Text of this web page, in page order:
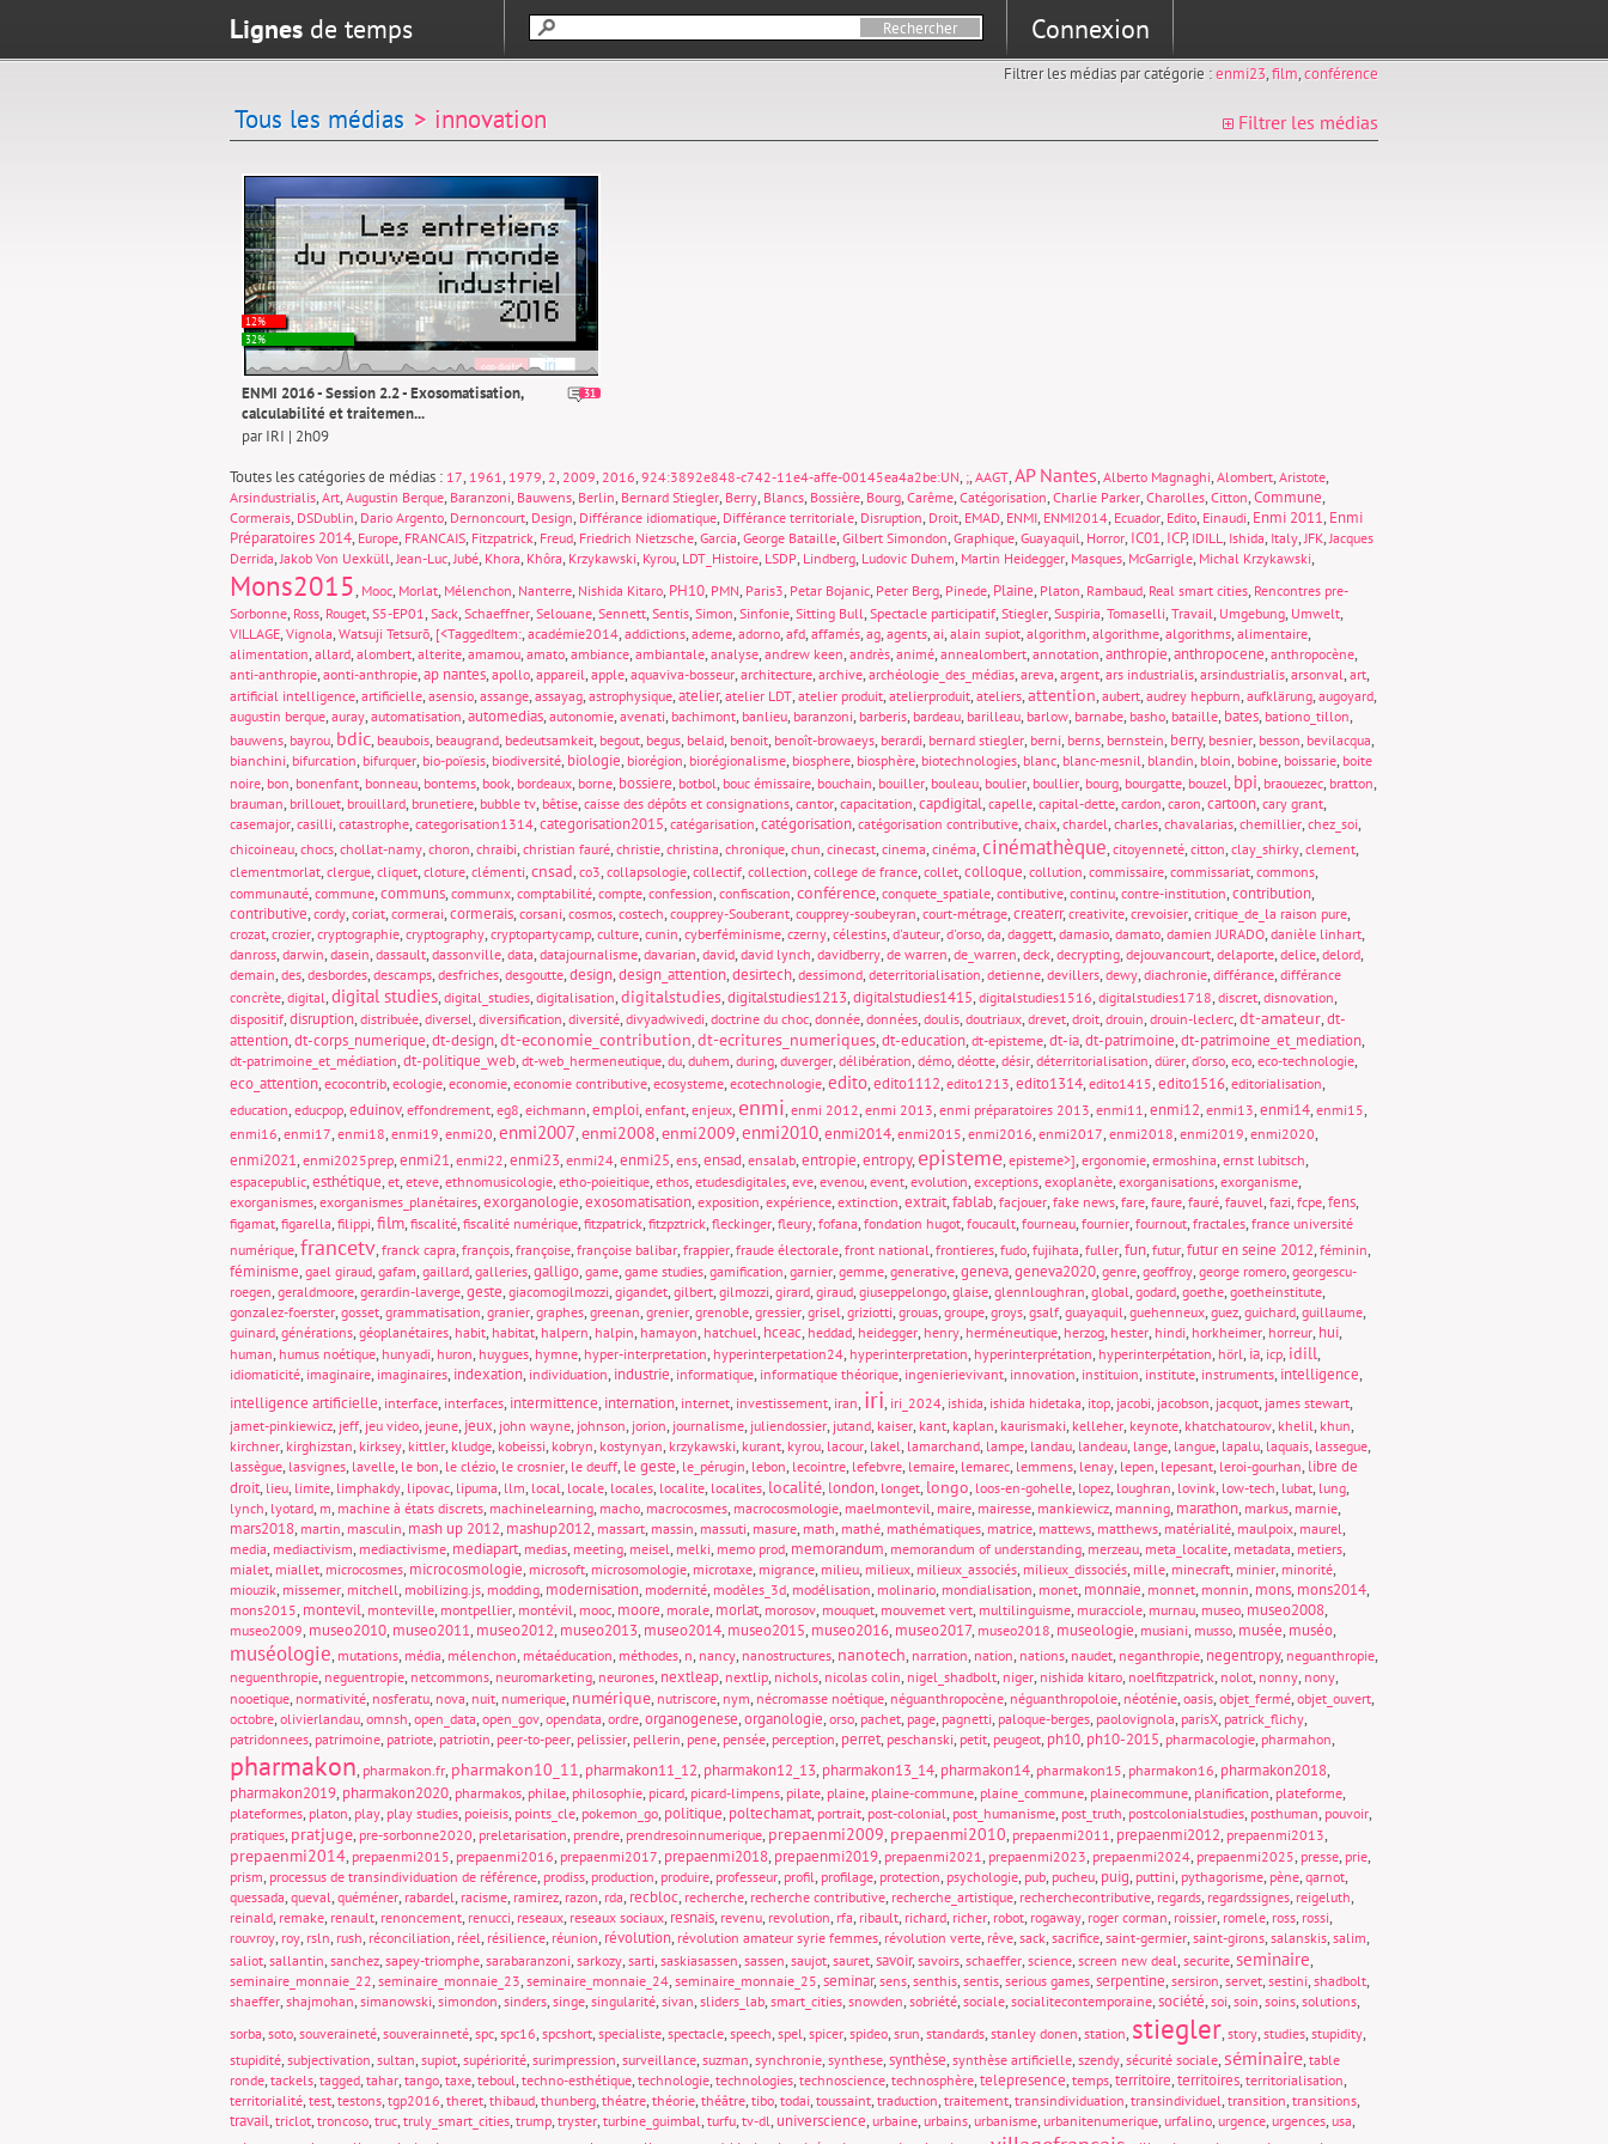
Lignes de temps Connexion
Filtrer les médias par catégorie :enmi23,film,conférence
Tous les médias > innovation Filtrer les médias
12%
32%
31
ENMI 2016 - Session 2.2 - Exosomatisation,
calculabilité et traitemen...
par IRI | 2h09
Toutes les catégories de médias : 17, 1961, 1979, 2, 2009, 2016, 924:3892e848-c742-11e4-affe-00145ea4a2be:UN, ;, AAGT,AP Nantes, Alberto Magnaghi, Alombert, Aristote,
Arsindustrialis, Art, Augustin Berque, Baranzoni, Bauwens, Berlin, Bernard Stiegler, Berry, Blancs, Bossière, Bourg, Carême, Catégorisation, Charlie Parker, Charolles, Citton,Commune,
Cormerais, DSDublin, Dario Argento, Dernoncourt, Design, Différance idiomatique, Différance territoriale, Disruption, Droit, EMAD, ENMI, ENMI2014, Ecuador, Edito, Einaudi, Enmi 2011, Enmi
Préparatoires 2014, Europe, FRANCAIS, Fitzpatrick, Freud, Friedrich Nietzsche, Garcia, George Bataille, Gilbert Simondon, Graphique, Guayaquil, Horror, IC01, ICP, IDILL, Ishida, Italy,JFK,Jacques
Derrida,Jakob Von Uexküll,Jean-Luc,Jubé, Khora, Khôra, Krzykawski, Kyrou, LDT_Histoire, LSDP, Lindberg, Ludovic Duhem, Martin Heidegger, Masques, McGarrigle, Michal Krzykawski,
Mons2015, Mooc, Morlat, Mélenchon, Nanterre, Nishida Kitaro, PH10, PMN, Paris3, Petar Bojanic, Peter Berg, Pinede, Plaine, Platon, Rambaud, Real smart cities, Rencontres pre-
Sorbonne, Ross, Rouget, S5-EP01, Sack, Schaeffner, Selouane, Sennett, Sentis, Simon, Sinfonie, Sitting Bull, Spectacle participatif, Stiegler, Suspiria, Tomaselli, Travail, Umgebung, Umwelt,
VILLAGE, Vignola, Watsuji Tetsurō, [<TaggedItem:, académie2014, addictions, ademe, adorno, afd, affamés, ag, agents, ai, alain supiot, algorithm, algorithme, algorithms, alimentaire,
alimentation, allard, alombert, alterite, amamou, amato, ambiance, ambiantale, analyse, andrew keen, andrès, animé, annealombert, annotation,anthropie,anthropocene, anthropocène,
anti-anthropie, aonti-anthropie,ap nantes, apollo, appareil, apple, aquaviva-bosseur, architecture, archive, archéologie_des_médias, areva, argent, ars industrialis, arsindustrialis, arsonval, art,
artificial intelligence, artificielle, asensio, assange, assayag, astrophysique,atelier, atelier LDT, atelier produit, atelierproduit, ateliers,attention, aubert, audrey hepburn, aufklärung, augoyard,
augustin berque, auray, automatisation,automedias, autonomie, avenati, bachimont, banlieu, baranzoni, barberis, bardeau, barilleau, barlow, barnabe, basho, bataille, bates, bationo_tillon,
bauwens, bayrou, bdic, beaubois, beaugrand, bedeutsamkeit, begout, begus, belaid, benoit, benoît-browaeys, berardi, bernard stiegler, berni, berns, bernstein, berry, besnier, besson, bevilacqua,
bianchini, bifurcation, bifurquer, bio-poïesis, biodiversité, biologie, biorégion, biorégionalisme, biosphere, biosphère, biotechnologies, blanc, blanc-mesnil, blandin, bloin, bobine, boissarie, boite
noire, bon, bonenfant, bonneau, bontems, book, bordeaux, borne, bossiere, botbol, bouc émissaire, bouchain, bouiller, bouleau, boulier, boullier, bourg, bourgatte, bouzel, bpi, braouezec, bratton,
brauman, brillouet, brouillard, brunetiere, bubble tv, bêtise, caisse des dépôts et consignations, cantor, capacitation,capdigital, capelle, capital-dette, cardon, caron,cartoon, cary grant,
casemajor, casilli, catastrophe, categorisation1314,categorisation2015, catégarisation,catégorisation, catégorisation contributive, chaix, chardel, charles, chavalarias, chemillier, chez_soi,
chicoineau, chocs, chollat-namy, choron, chraibi, christian fauré, christie, christina, chronique, chun, cinecast, cinema, cinéma,cinémathèque, citoyenneté, citton, clay_shirky, clement,
clementmorlat, clergue, cliquet, cloture, clémenti,cnsad, co3, collapsologie, collectif, collection, college de france, collet,colloque, collution, commissaire, commissariat, commons,
communauté, commune,communs, communx, comptabilité, compte, confession, confiscation,conférence, conquete_spatiale, contibutive, continu, contre-institution,contribution,
contributive, cordy, coriat, cormerai,cormerais, corsani, cosmos, costech, coupprey-Souberant, coupprey-soubeyran, court-métrage,createrr, creativite, crevoisier, critique_de_la raison pure,
crozat, crozier, cryptographie, cryptography, cryptopartycamp, culture, cunin, cyberféminisme, czerny, célestins, d'auteur, d'orso, da, daggett, damasio, damato, damien JURADO, danièle linhart,
danross, darwin, dasein, dassault, dassonville, data, datajournalisme, davarian, david, david lynch, davidberry, de warren, de_warren, deck, decrypting, dejouvancourt, delaporte, delice, delord,
demain, des, desbordes, descamps, desfriches, desgoutte,design,design_attention,desirtech, dessimond, deterritorialisation, detienne, devillers, dewy, diachronie, différance, différance
concrète, digital,digital studies, digital_studies, digitalisation,digitalstudies,digitalstudies1213,digitalstudies1415, digitalstudies1516, digitalstudies1718, discret, disnovation,
dispositif,disruption, distribuée, diversel, diversification, diversité, divyadwivedi, doctrine du choc, donnée, données, doulis, doutriaux, drevet, droit, drouin, drouin-leclerc,dt-amateur,dt-
attention,dt-corps_numerique,dt-design,dt-economie_contribution,dt-ecritures_numeriques,dt-education, dt-episteme,dt-ia,dt-patrimoine,dt-patrimoine_et_mediation,
dt-patrimoine_et_médiation,dt-politique_web, dt-web_hermeneutique, du, duhem, during, duverger, délibération, démo, déotte, désir, déterritorialisation, dürer, d’orso, eco, eco-technologie,
eco_attention, ecocontrib, ecologie, economie, economie contributive, ecosysteme, ecotechnologie,edito,edito1112, edito1213,edito1314, edito1415,edito1516, editorialisation,
education, educpop,eduinov, effondrement, eg8, eichmann,emploi, enfant, enjeux, enmi, enmi 2012, enmi 2013, enmi préparatoires 2013, enmi11,enmi12, enmi13,enmi14, enmi15,
enmi16, enmi17, enmi18, enmi19, enmi20,enmi2007,enmi2008,enmi2009,enmi2010,enmi2014, enmi2015, enmi2016, enmi2017, enmi2018, enmi2019, enmi2020,
enmi2021, enmi2025prep,enmi21, enmi22,enmi23, enmi24,enmi25, ens,ensad, ensalab,entropie,entropy, episteme, episteme>], ergonomie, ermoshina, ernst lubitsch,
espacepublic,esthétique, et, eteve, ethnomusicologie, etho-poieitique, ethos, etudesdigitales, eve, evenou, event, evolution, exceptions, exoplanète, exorganisations, exorganisme,
exorganismes, exorganismes_planétaires,exorganologie,exosomatisation, exposition, expérience, extinction,extrait,fablab, facjouer, fake news, fare, faure, fauré, fauvel, fazi, fcpe,fens,
figamat, figarella, filippi,film, fiscalité, fiscalité numérique, fitzpatrick, fitzpztrick, fleckinger, fleury, fofana, fondation hugot, foucault, fourneau, fournier, fournout, fractales, france université
numérique,francetv, franck capra, françois, françoise, françoise balibar, frappier, fraude électorale, front national, frontieres, fudo, fujihata, fuller,fun, futur,futur en seine 2012, féminin,
féminisme, gael giraud, gafam, gaillard, galleries,galligo, game, game studies, gamification, garnier, gemme, generative,geneva,geneva2020, genre, geoffroy, george romero, georgescu-
roegen, geraldmoore, gerardin-laverge,geste, giacomogilmozzi, gigandet, gilbert, gilmozzi, girard, giraud, giuseppelongo, glaise, glennloughran, global, godard, goethe, goetheinstitute,
gonzalez-foerster, gosset, grammatisation, granier, graphes, greenan, grenier, grenoble, gressier, grisel, griziotti, grouas, groupe, groys, gsalf, guayaquil, guehenneux, guez, guichard, guillaume,
guinard, générations, géoplanétaires, habit, habitat, halpern, halpin, hamayon, hatchuel, hceac, heddad, heidegger, henry, herméneutique, herzog, hester, hindi, horkheimer, horreur, hui,
human, humus noétique, hunyadi, huron, huygues, hymne, hyper-interpretation, hyperinterpetation24, hyperinterpretation, hyperinterprétation, hyperinterpétation, hörl, ia, icp, idill,
idiomaticité, imaginaire, imaginaires, indexation, individuation, industrie, informatique, informatique théorique, ingenierievivant, innovation, instituion, institute, instruments, intelligence,
intelligence artificielle, interface, interfaces, intermittence, internation, internet, investissement, iran, iri, iri_2024, ishida, ishida hidetaka, itop, jacobi, jacobson, jacquot, james stewart,
jamet-pinkiewicz, jeff, jeu video, jeune, jeux, john wayne, johnson, jorion, journalisme, juliendossier, jutand, kaiser, kant, kaplan, kaurismaki, kelleher, keynote, khatchatourov, khelil, khun,
kirchner, kirghizstan, kirksey, kittler, kludge, kobeissi, kobryn, kostynyan, krzykawski, kurant, kyrou, lacour, lakel, lamarchand, lampe, landau, landeau, lange, langue, lapalu, laquais, lassegue,
lassègue, lasvignes, lavelle, le bon, le clézio, le crosnier, le deuff, le geste, le_pérugin, lebon, lecointre, lefebvre, lemaire, lemarec, lemmens, lenay, lepen, lepesant, leroi-gourhan, libre de
droit, lieu, limite, limphakdy, lipovac, lipuma, llm, local, locale, locales, localite, localites, localité, london, longet, longo, loos-en-gohelle, lopez, loughran, lovink, low-tech, lubat, lung,
lynch, lyotard, m, machine à états discrets, machinelearning, macho, macrocosmes, macrocosmologie, maelmontevil, maire, mairesse, mankiewicz, manning, marathon, markus, marnie,
mars2018, martin, masculin, mash up 2012, mashup2012, massart, massin, massuti, masure, math, mathé, mathématiques, matrice, mattews, matthews, matérialité, maulpoix, maurel,
media, mediactivism, mediactivisme, mediapart, medias, meeting, meisel, melki, memo prod, memorandum, memorandum of understanding, merzeau, meta_localite, metadata, metiers,
mialet, miallet, microcosmes, microcosmologie, microsoft, microsomologie, microtaxe, migrance, milieu, milieux, milieux_associés, milieux_dissociés, mille, minecraft, minier, minorité,
miouzik, missemer, mitchell, mobilizing.js, modding, modernisation, modernité, modèles_3d, modélisation, molinario, mondialisation, monet, monnaie, monnet, monnin, mons, mons2014,
mons2015, montevil, monteville, montpellier, montévil, mooc, moore, morale, morlat, morosov, mouquet, mouvemet vert, multilinguisme, muracciole, murnau, museo, museo2008,
museo2009, museo2010, museo2011, museo2012, museo2013, museo2014, museo2015, museo2016, museo2017, museo2018, museologie, musiani, musso, musée, muséo,
muséologie, mutations, média, mélenchon, métaéducation, méthodes, n, nancy, nanostructures, nanotech, narration, nation, nations, naudet, neganthropie, negentropy, neguanthropie,
neguenthropie, neguentropie, netcommons, neuromarketing, neurones, nextleap, nextlip, nichols, nicolas colin, nigel_shadbolt, niger, nishida kitaro, noelfitzpatrick, nolot, nonny, nony,
nooetique, normativité, nosferatu, nova, nuit, numerique, numérique, nutriscore, nym, nécromasse noétique, néguanthropocène, néguanthropoloie, néoténie, oasis, objet_fermé, objet_ouvert,
octobre, olivierlandau, omnsh, open_data, open_gov, opendata, ordre,organogenese,organologie, orso, pachet, page, pagnetti, paloque-berges, paolovignola, parisX, patrick_flichy,
patridonnees, patrimoine, patriote, patriotin, peer-to-peer, pelissier, pellerin, pene, pensée, perception, perret, peschanski, petit, peugeot, ph10, ph10-2015, pharmacologie, pharmahon,
pharmakon, pharmakon.fr, pharmakon10_11, pharmakon11_12, pharmakon12_13, pharmakon13_14, pharmakon14, pharmakon15, pharmakon16, pharmakon2018,
pharmakon2019, pharmakon2020, pharmakos, philae, philosophie, picard, picard-limpens, pilate, plaine, plaine-commune, plaine_commune, plainecommune, planification, plateforme,
plateformes, platon, play, play studies, poieisis, points_cle, pokemon_go, politique, poltechamat, portrait, post-colonial, post_humanisme, post_truth, postcolonialstudies, posthuman, pouvoir,
pratiques, pratjuge, pre-sorbonne2020, preletarisation, prendre, prendresoinnumerique, prepaenmi2009, prepaenmi2010, prepaenmi2011, prepaenmi2012, prepaenmi2013,
prepaenmi2014, prepaenmi2015, prepaenmi2016, prepaenmi2017, prepaenmi2018, prepaenmi2019, prepaenmi2021, prepaenmi2023, prepaenmi2024, prepaenmi2025, presse, prie,
prism, processus de transindividuation de référence, prodiss, production, produire, professeur, profil, profilage, protection, psychologie, pub, pucheu, puig, puttini, pythagorisme, pène, qarnot,
quessada, queval, quéméner, rabardel, racisme, ramirez, razon, rda, recbloc, recherche, recherche contributive, recherche_artistique, recherchecontributive, regards, regardssignes, reigeluth,
reinald, remake, renault, renoncement, renucci, reseaux, reseaux sociaux, resnais, revenu, revolution, rfa, ribault, richard, richer, robot, rogaway, roger corman, roissier, romele, ross, rossi,
rouvroy, roy, rsln, rush, réconciliation, réel, résilience, réunion, révolution, révolution amateur syrie femmes, révolution verte, rêve, sack, sacrifice, saint-germier, saint-girons, salanskis, salim,
saliot, sallantin, sanchez, sapey-triomphe, sarabaranzoni, sarkozy, sarti, saskiasassen, sassen, saujot, sauret,savoir, savoirs, schaeffer, science, screen new deal, securite,seminaire,
seminaire_monnaie_22, seminaire_monnaie_23, seminaire_monnaie_24, seminaire_monnaie_25,seminar, sens, senthis, sentis, serious games,serpentine, sersiron, servet, sestini, shadbolt,
shaeffer, shajmohan, simanowski, simondon, sinders, singe, singularité, sivan, sliders_lab, smart_cities, snowden, sobriété, sociale, socialitecontemporaine,société, soi, soin, soins, solutions,
sorba, soto, souveraineté, souverainneté, spc, spc16, spcshort, specialiste, spectacle, speech, spel, spicer, spideo, srun, standards, stanley donen, station, stiegler, story, studies, stupidity,
stupidité, subjectivation, sultan, supiot, supériorité, surimpression, surveillance, suzman, synchronie, synthese,synthèse, synthèse artificielle, szendy, sécurité sociale,séminaire, table
ronde, tackels, tagged, tahar, tango, taxe, teboul, techno-esthétique, technologie, technologies, technoscience, technosphère,telepresence, temps,territoire,territoires, territorialisation,
territorialité, test, testons, tgp2016, theret, thibaud, thunberg, théatre, théorie, théâtre, tibo, todai, toussaint, traduction, traitement, transindividuation, transindividuel, transition, transitions,
travail, triclot, troncoso, truc, truly_smart_cities, trump, tryster, turbine_guimbal, turfu, tv-dl, universcience, urbaine, urbains, urbanisme, urbanitenumerique, urfalino, urgence, urgences, usa,